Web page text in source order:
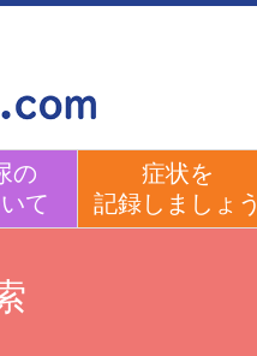
の
て
症状を
記録しましょう